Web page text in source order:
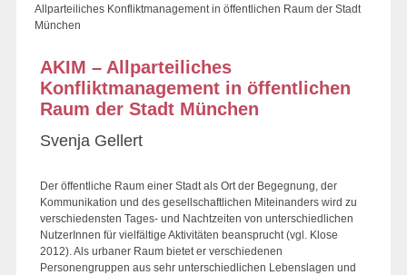
Allparteiliches Konfliktmanagement in öffentlichen Raum der Stadt
München
AKIM – Allparteiliches
Konfliktmanagement in öffentlichen
Raum der Stadt München
Svenja Gellert
Der öffentliche Raum einer Stadt als Ort der Begegnung, der
Kommunikation und des gesellschaftlichen Miteinanders wird zu
verschiedensten Tages- und Nachtzeiten von unterschiedlichen
NutzerInnen für vielfältige Aktivitäten beansprucht (vgl. Klose
2012). Als urbaner Raum bietet er verschiedenen
Personengruppen aus sehr unterschiedlichen Lebenslagen und